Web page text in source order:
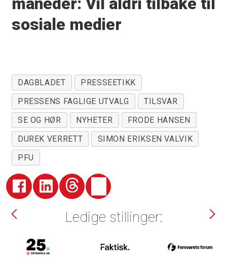
sosiale medier
DAGBLADET
PRESSEETIKK
PRESSENS FAGLIGE UTVALG
TILSVAR
SE OG HØR
NYHETER
FRODE HANSEN
DUREK VERRETT
SIMON ERIKSEN VALVIK
PFU
Ledige stillinger: